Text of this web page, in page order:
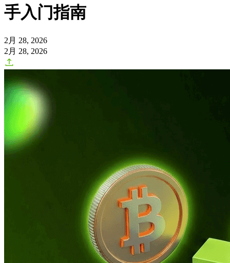
手入门指南
2月 28, 2026
2月 28, 2026